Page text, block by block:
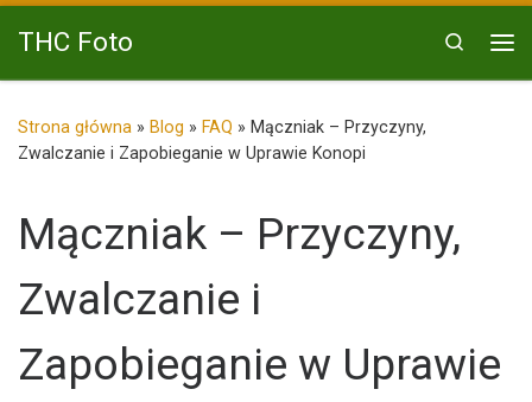
Przejdź do treści
THC Foto
Search
Strona główna » Blog » FAQ » Mączniak – Przyczyny,
Zwalczanie i Zapobieganie w Uprawie Konopi
Mączniak – Przyczyny,
Zwalczanie i
Zapobieganie w Uprawie